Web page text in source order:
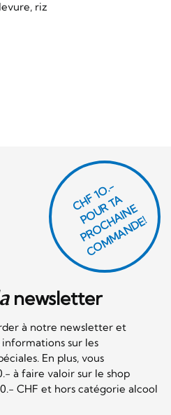
riz
newsletter
à notre newsletter et
sur les
En plus, vous
à faire valoir sur le shop
CHF et hors catégorie alcool
CHF 1O.-
P
O
U
R
T
A
P
R
O
C
H
AI
N
E
C
O
M
M
A
N
D
E!